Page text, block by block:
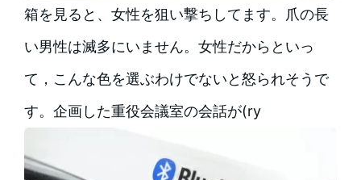
箱を見ると、女性を狙い撃ちしてます。爪の長
い男性は滅多にいません。女性だからといっ
て，こんな色を選ぶわけでないと怒られそうで
す。企画した重役会議室の会話が(ry